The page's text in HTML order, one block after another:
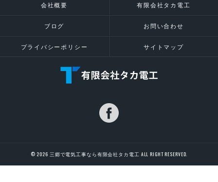
会社概要 有限会社タカ電工
ブログ お問い合わせ
プライバシーポリシー サイトマップ
© 2026 三郷で電気工事なら有限会社タカ電工 ALL RIGHT RESERVED.